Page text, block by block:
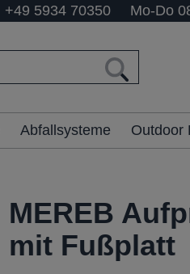
+49 5934 70350 Mo-Do
Abfallsysteme Outdoor
MEREB
mit Fußplatt